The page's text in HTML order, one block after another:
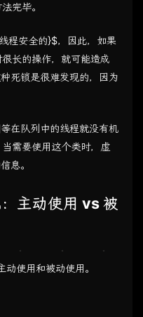
完毕。
程安全的}$，因此，如果
长的操作，就可能造成
死锁是很难发现的，因为
在队列中的线程就没有机
需要使用这个类时，虚
息。
主动使用 vs 被
使用和被动使用。